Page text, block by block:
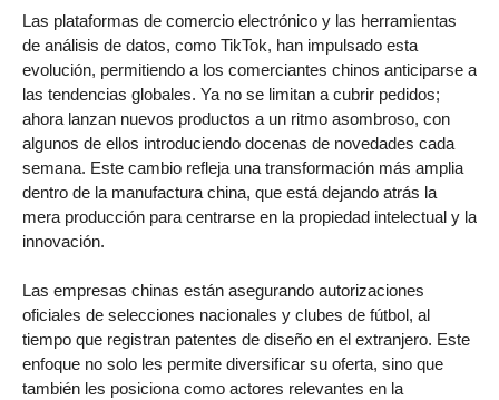
Las plataformas de comercio electrónico y las herramientas
de análisis de datos, como TikTok, han impulsado esta
evolución, permitiendo a los comerciantes chinos anticiparse a
las tendencias globales. Ya no se limitan a cubrir pedidos;
ahora lanzan nuevos productos a un ritmo asombroso, con
algunos de ellos introduciendo docenas de novedades cada
semana. Este cambio refleja una transformación más amplia
dentro de la manufactura china, que está dejando atrás la
mera producción para centrarse en la propiedad intelectual y la
innovación.
Las empresas chinas están asegurando autorizaciones
oficiales de selecciones nacionales y clubes de fútbol, al
tiempo que registran patentes de diseño en el extranjero. Este
enfoque no solo les permite diversificar su oferta, sino que
también les posiciona como actores relevantes en la